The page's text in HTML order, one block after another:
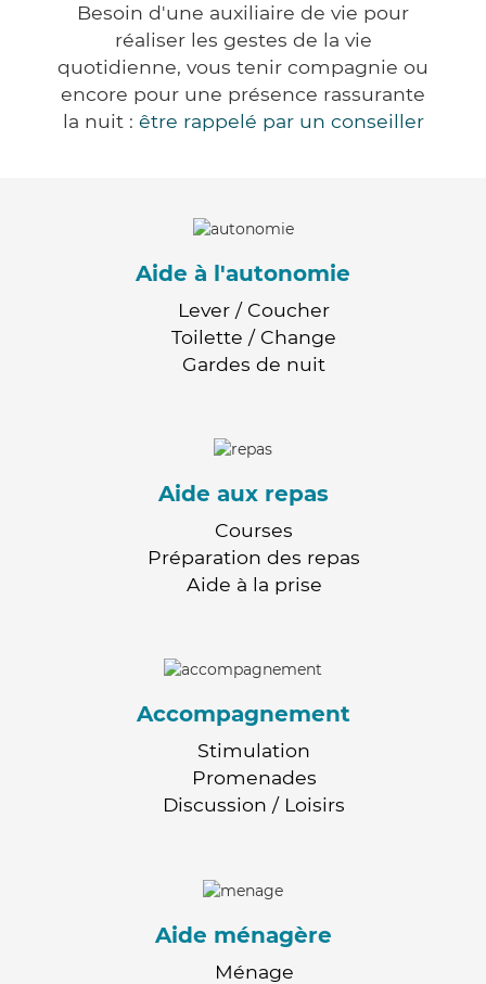
Besoin d'une auxiliaire de vie pour
réaliser les gestes de la vie
quotidienne, vous tenir compagnie ou
encore pour une présence rassurante
la nuit : être rappelé par un conseiller
Aide à l'autonomie
Lever / Coucher
Toilette / Change
Gardes de nuit
Aide aux repas
Courses
Préparation des repas
Aide à la prise
Accompagnement
Stimulation
Promenades
Discussion / Loisirs
Aide ménagère
Ménage